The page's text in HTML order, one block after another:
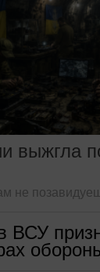
выжгла
не
ВСУ